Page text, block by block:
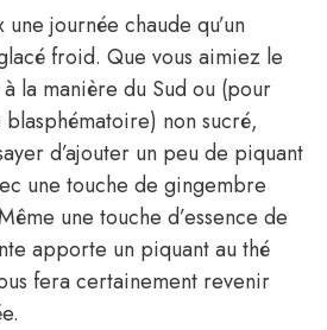
une journée chaude qu’un
froid. Que vous aimiez le
la manière du Sud ou (pour
non sucré,
d’ajouter un peu de piquant
une touche de gingembre
une touche d’essence de
apporte un piquant au thé
fera certainement revenir